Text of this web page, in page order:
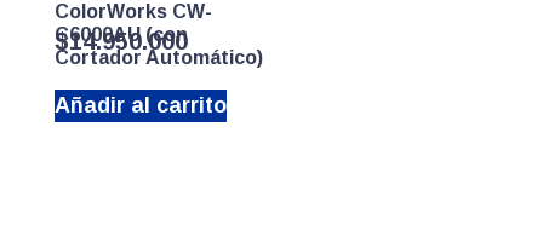
ColorWorks CW-
C6000AU (con
Cortador Automático)
$14.950.000
Añadir al carrito